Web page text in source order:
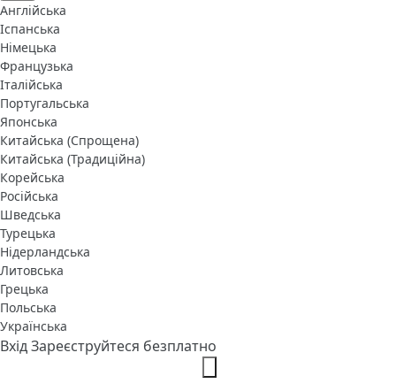
Англійська
Іспанська
Німецька
Французька
Італійська
Португальська
Японська
Китайська (Спрощена)
Китайська (Традиційна)
Корейська
Російська
Шведська
Турецька
Нідерландська
Литовська
Грецька
Польська
Українська
ВхідЗареєструйтеся безплатно